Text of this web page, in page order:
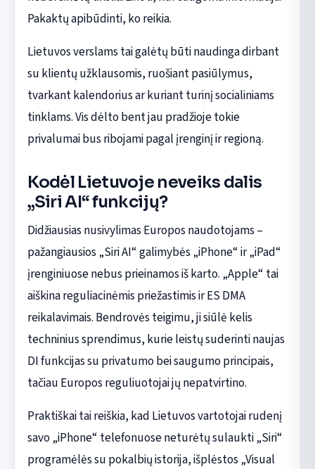
Pakaktų apibūdinti, ko reikia.
Lietuvos verslams tai galėtų būti naudinga dirbant
su klientų užklausomis, ruošiant pasiūlymus,
tvarkant kalendorius ar kuriant turinį socialiniams
tinklams. Vis dėlto bent jau pradžioje tokie
privalumai bus ribojami pagal įrenginį ir regioną.
Kodėl Lietuvoje neveiks dalis
„Siri AI“ funkcijų?
Didžiausias nusivylimas Europos naudotojams –
pažangiausios „Siri AI“ galimybės „iPhone“ ir „iPad“
įrenginiuose nebus prieinamos iš karto. „Apple“ tai
aiškina reguliacinėmis priežastimis ir ES DMA
reikalavimais. Bendrovės teigimu, ji siūlė kelis
techninius sprendimus, kurie leistų suderinti naujas
DI funkcijas su privatumo bei saugumo principais,
tačiau Europos reguliuotojai jų nepatvirtino.
Praktiškai tai reiškia, kad Lietuvos vartotojai rudenį
savo „iPhone“ telefonuose neturėtų sulaukti „Siri“
programėlės su pokalbių istorija, išplėstos „Visual